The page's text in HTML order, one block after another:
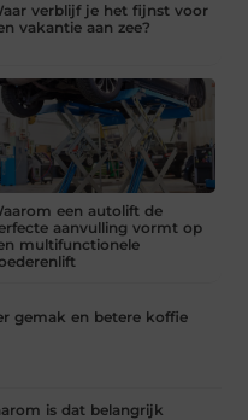
verblijf je het fijnst voor
vakantie aan zee?
een autolift de
aanvulling vormt op
multifunctionele
gemak en betere koffie
is dat belangrijk